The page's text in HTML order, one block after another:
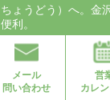
ょうどう）へ。金
利。
メール
問い合わせ
営
カレ